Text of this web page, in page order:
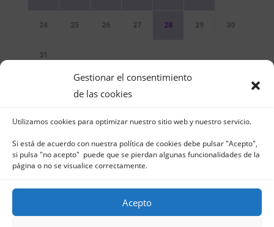
Gestionar el consentimiento
de las cookies
Utilizamos cookies para optimizar nuestro sitio web y nuestro servicio.
Si está de acuerdo con nuestra política de cookies debe pulsar "Acepto",
si pulsa "no acepto" puede que se pierdan algunas funcionalidades de la
página o no se visualice correctamente.
Acepto
24 25 26 27 28 29 30
31
Sin Eventos
Club Naútico de Jávea - Muelle Norte s/n |
03730 Jávea – España | Tel. 965 791 025 | Fax.
965 796 008 | info@cnjavea.net